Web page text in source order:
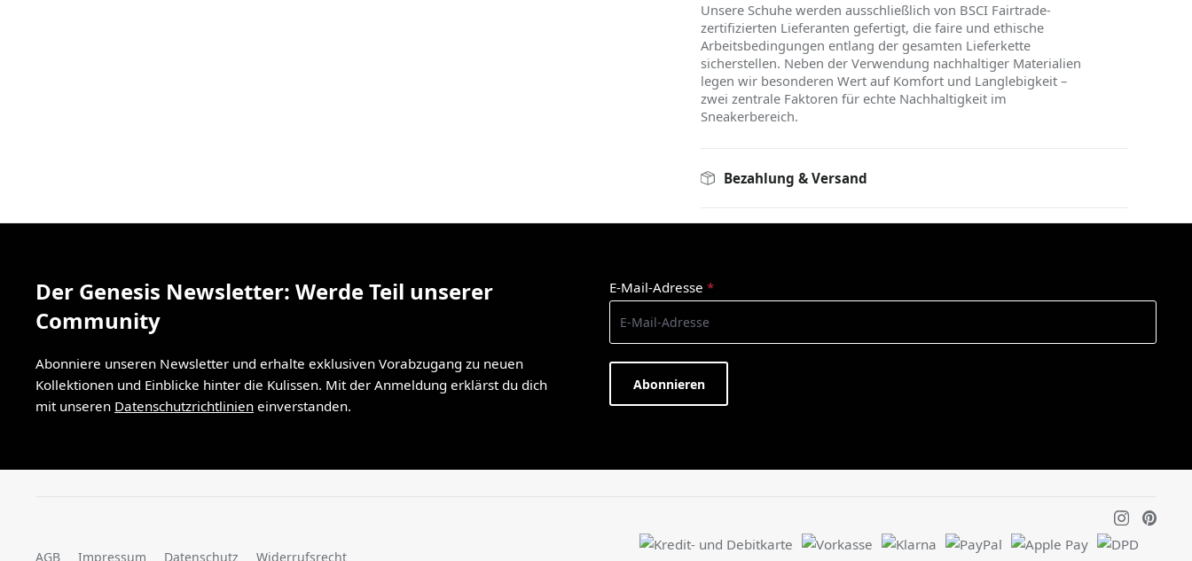
Unsere Schuhe werden ausschließlich von BSCI Fairtrade-
zertifizierten Lieferanten gefertigt, die faire und ethische
Arbeitsbedingungen entlang der gesamten Lieferkette
sicherstellen. Neben der Verwendung nachhaltiger Materialien
legen wir besonderen Wert auf Komfort und Langlebigkeit –
zwei zentrale Faktoren für echte Nachhaltigkeit im
Sneakerbereich.
Bezahlung & Versand
Der Genesis Newsletter: Werde Teil unserer
Community
Abonniere unseren Newsletter und erhalte exklusiven Vorabzugang zu neuen
Kollektionen und Einblicke hinter die Kulissen. Mit der Anmeldung erklärst du dich
mit unseren Datenschutzrichtlinien einverstanden.
E-Mail-Adresse *
Abonnieren
AGB Impressum Datenschutz Widerrufsrecht